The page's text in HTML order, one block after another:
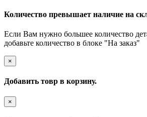
Количество превышает наличие на
Если Вам нужно большее количество
добавьте количество в блоке "На заказ"
×
Добавить товр в корзину.
×